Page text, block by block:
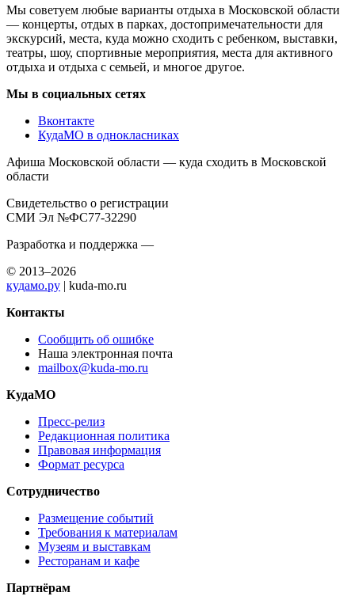
Мы советуем любые варианты отдыха в Московской области
— концерты, отдых в парках, достопримечательности для
экскурсий, места, куда можно сходить с ребенком, выставки,
театры, шоу, спортивные мероприятия, места для активного
отдыха и отдыха с семьей, и многое другое.
Мы в социальных сетях
Вконтакте
КудаМО в однокласниках
Афиша Московской области — куда сходить в Московской
области
Свидетельство о регистрации
СМИ Эл №ФС77-32290
Разработка и поддержка —
© 2013–2026
кудамо.ру | kuda-mo.ru
Контакты
Сообщить об ошибке
Наша электронная почта
mailbox@kuda-mo.ru
КудаМО
Пресс-релиз
Редакционная политика
Правовая информация
Формат ресурса
Сотрудничество
Размещение событий
Требования к материалам
Музеям и выставкам
Ресторанам и кафе
Партнёрам